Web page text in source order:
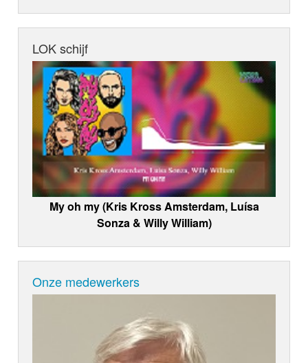
LOK schijf
My oh my (Kris Kross Amsterdam, Luísa
Sonza & Willy William)
Onze medewerkers